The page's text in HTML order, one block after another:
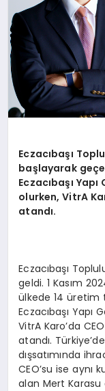
Eczacıbaşı
başlayarak
Eczacıbaşı Yapı
olurken, VitrA
atandı.
Eczacıbaşı
geldi. 1 Kasım
ülkede 14 üretim
Eczacıbaşı Yapı
VitrA Karo’da
atandı.
dışsatımında
CEO’su ise aynı
alan Mert Karasu